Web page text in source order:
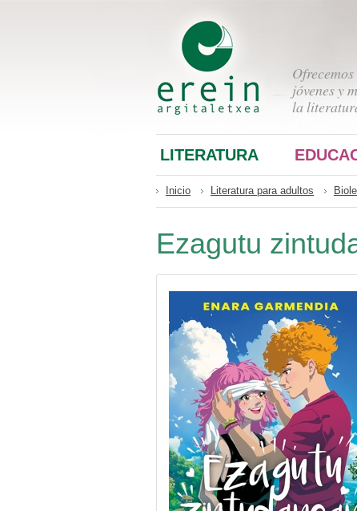
jóvenes y
la
LITERATURA
Inicio Literatura para adultos
Ezagutu